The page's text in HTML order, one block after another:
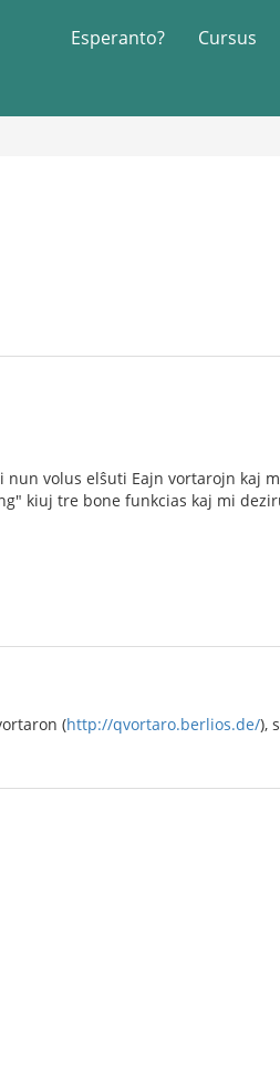
Esperanto? Cursus
volus elŝuti Eajn vortarojn kaj
kiuj tre bone funkcias kaj mi
(http://qvortaro.berlios.de/),